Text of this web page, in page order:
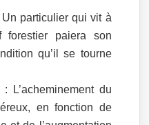
Un particulier qui vit à
forestier paiera son
qu’il se tourne
: L’acheminement du
en fonction de